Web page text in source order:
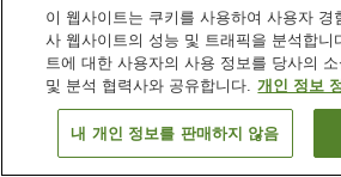
베트남 끼엔장
푸꼭
THE LANDING RESORT PHU QUOC
객실 보기
이 웹사이트는 쿠키를 사용하여 사용자 경
사 웹사이트의 성능 및 트래픽을 분석합니
트에 대한 사용자의 사용 정보를 당사의
및 분석 협력사와 공유합니다. 개인 정보
내 개인 정보를 판매하지 않음